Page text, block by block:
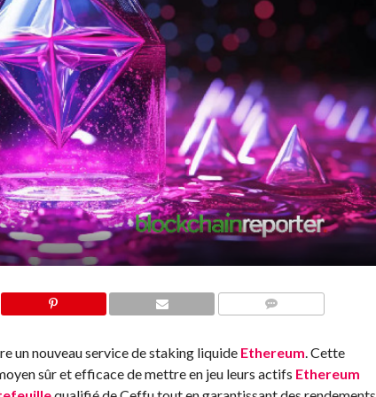
un nouveau service de staking liquide Ethereum. Cette
sûr et efficace de mettre en jeu leurs actifs Ethereum